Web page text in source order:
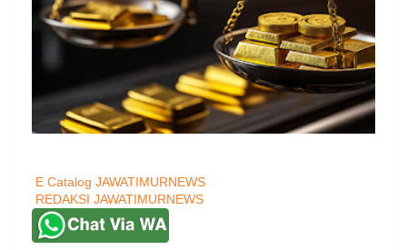
E Catalog JAWATIMURNEWS
REDAKSI JAWATIMURNEWS